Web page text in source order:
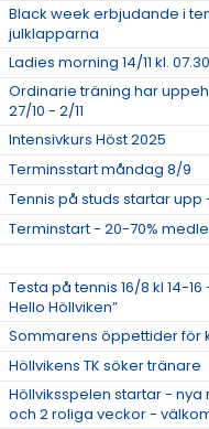
Black week erbjudande i
julklapparna
Ladies morning 14/11 kl.
Ordinarie träning har
27/10 - 2/11
Intensivkurs Höst 2025
Terminsstart måndag 8/9
Tennis på studs startar
Terminstart - 20-70%
Testa på tennis 16/8 kl 14-
Hello Höllviken”
Sommarens öppettider för
Höllvikens TK söker tränare
Höllviksspelen startar -
och 2 roliga veckor -